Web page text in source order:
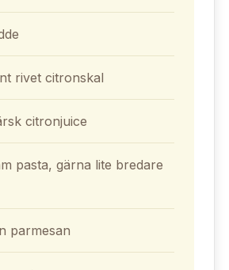
rivet citronskal
citronjuice
pasta, gärna lite bredare
parmesan